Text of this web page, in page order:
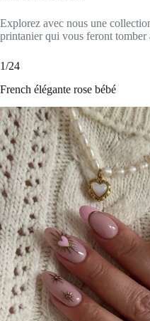
Explorez avec nous une
printanier qui vous feront tomber
1/24
French élégante rose bébé